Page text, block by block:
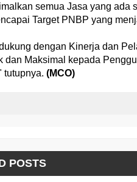
semua Jasa yang ada
Target PNBP yang
dengan Kinerja dan
dan Maksimal kepada
tutupnya. (MCO)
POSTS